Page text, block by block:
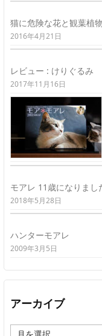
猫に危険な花と観葉植物
2016年4月21日
レビュー : けりぐるみ
2017年11月16日
モアレ 11歳になりまし
2018年5月28日
ハンターモアレ
2009年3月5日
アーカイブ